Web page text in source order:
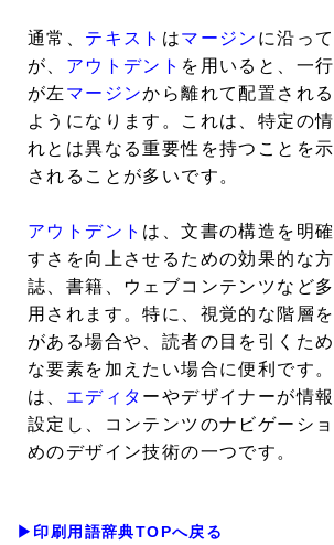
通常、 テキスト はマージン に沿っ
が、 アウトデント を用いると、一
が左マージンから離れて配置され
ようになります。これは、特定の
れとは異なる重要性を持つことを
されることが多いです。
アウトデント は、文書の構造を明
すさを向上させるための効果的な
誌、書籍、ウェブコンテンツなど
用されます。特に、視覚的な階層
がある場合や、読者の目を引くた
な要素を加えたい場合に便利です。
は、 エディタ ーやデザイナーが情
設定し、コンテンツのナビゲーシ
めのデザイン技術の一つです。
▶印刷用語辞典TOPへ戻る